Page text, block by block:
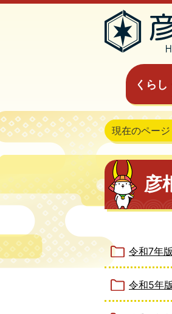
くらし
現在のページ
彦
令和7年版
令和5年版